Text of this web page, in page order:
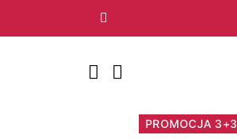
Poprzedni
PROMOCJA 3+3